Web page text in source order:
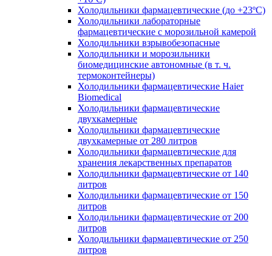
Холодильники фармацевтические (до +23ºС)
Холодильники лабораторные
фармацевтические с морозильной камерой
Холодильники взрывобезопасные
Холодильники и морозильники
биомедицинские автономные (в т. ч.
термоконтейнеры)
Холодильники фармацевтические Haier
Biomedical
Холодильники фармацевтические
двухкамерные
Холодильники фармацевтические
двухкамерные от 280 литров
Холодильники фармацевтические для
хранения лекарственных препаратов
Холодильники фармацевтические от 140
литров
Холодильники фармацевтические от 150
литров
Холодильники фармацевтические от 200
литров
Холодильники фармацевтические от 250
литров